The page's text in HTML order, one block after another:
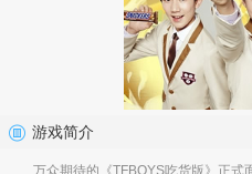
游戏简介
万众期待的《TFBOYS吃货版》正式